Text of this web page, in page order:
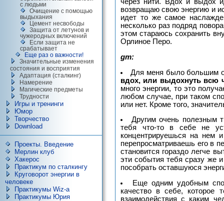
с людьми
Очищение с помощью
выдыхания
Цемент несвободы
Защита от летунов и
чужеродных включений
Если защита не
срабатывает
Еще раз о важности!
Значительные изменения
состояния и восприятия
Адаптация (сталкинг)
Намерение
Магические предметы
Трудности
Игры и тренинги
Юмор
Творчество
Download
Проекты. Введение
Мерлин клуб
Хакерос
Практикум по сталкингу
Круговорот энергии в
человеке
Практикумы Wiz-a
Практикумы Юрия
через нити. Вдох и выдох
возвращаю свою энергию и
идет то же самое
несколько раз подряд
этом стараюсь сохранить
Орлиное Перо.
gm:
Для меня было большим
вдох, или выдохнуть всю
много энергии, то это
любом случае, при таком
или нет. Кроме того,
Другим очень полезным
тебя что-то в себе не
концентрируешься на нем
перепросматриваешь его в
становится гораздо легче
эти события тебя сразу же
пособрать оставшуюся
Еще одним удобным
качество в себе, которое
взаимодействия с каким